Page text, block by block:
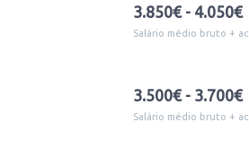
3.850€ - 4.050€
Salário médio bruto + ac
3.500€ - 3.700€
Salário médio bruto + ac